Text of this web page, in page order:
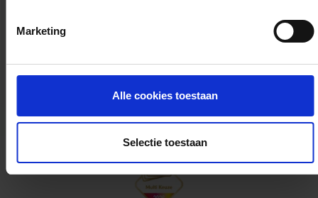
Marketing
Alle cookies toestaan
Selectie toestaan
cadeaukaart in delen uitgeven.